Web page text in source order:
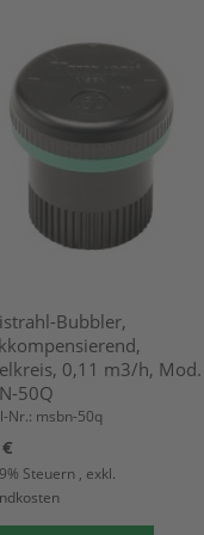
Bubbler,
0,11 m3/h, Mod.
50Q
Nr.: msbn-50q
Steuern , exkl.